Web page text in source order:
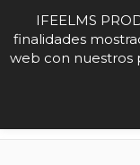
IFEELMS
finalidades
web con nuestros